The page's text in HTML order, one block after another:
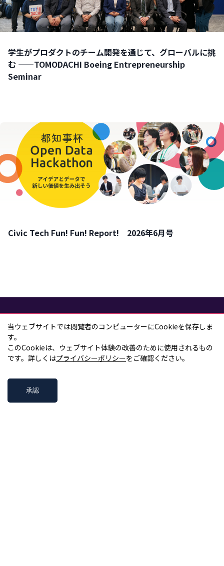
学生がプロダクトのチーム開発を通じて、グローバルに挑
む ——TOMODACHI Boeing Entrepreneurship
Seminar
Civic Tech Fun! Fun! Report! 2026年6月号
ともに考え、
ともにつくる。
当ウェブサイトでは閲覧者のコンピューターにCookieを保存しま
す。
このCookieは、ウェブサイト体験の改善のために使用されるもの
です。詳しくはプライバシーポリシーをご確認ください。
承認